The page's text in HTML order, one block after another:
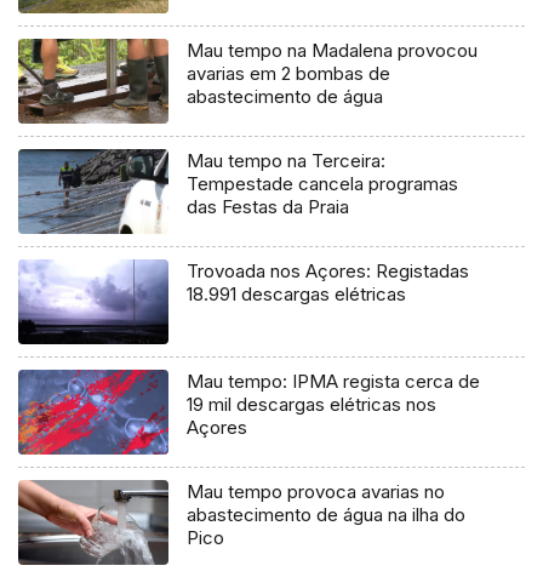
Mau tempo na Madalena provocou
avarias em 2 bombas de
abastecimento de água
Mau tempo na Terceira:
Tempestade cancela programas
das Festas da Praia
Trovoada nos Açores: Registadas
18.991 descargas elétricas
Mau tempo: IPMA regista cerca de
19 mil descargas elétricas nos
Açores
Mau tempo provoca avarias no
abastecimento de água na ilha do
Pico